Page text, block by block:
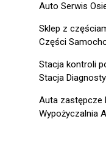
Auto Serwis
Sklep z
Części
Stacja kontroli
Stacja
Auta zastępcze
Wypożyczalnia